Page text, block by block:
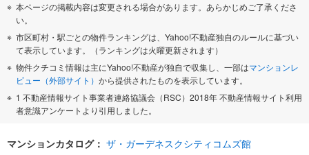
本ページの掲載内容は変更される場合があります。あらかじめご了承くださ
い。
市区町村・駅ごとの物件ランキングは、Yahoo!不動産独自のルールに基づい
て表示しています。（ランキングは火曜更新されます）
物件クチコミ情報は主にYahoo!不動産が独自で収集し、一部はマンションレ
ビュー（外部サイト） から提供されたものを表示しています。
1 不動産情報サイト事業者連絡協議会（RSC）2018年 不動産情報サイト利用
者意識アンケートより引用しました。
マンションカタログ： ザ・ガーデネスクシティコムズ館